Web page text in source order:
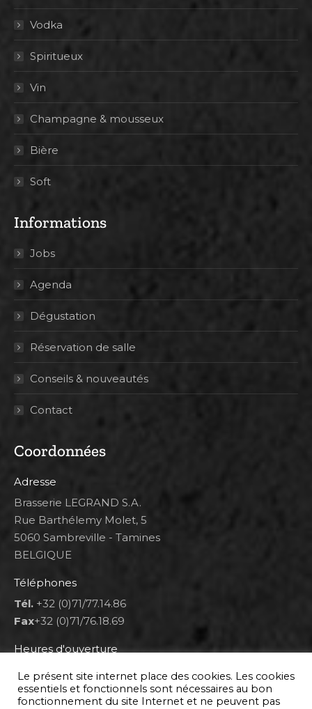
Vodka
Spiritueux
Vin
Champagne & mousseux
Bière
Soft
Informations
Jobs
Agenda
Dégustation
Réservation de salle
Conseils & nouveautés
Contact
Coordonnées
Adresse
Brasserie LEGRAND S.A.
Rue Barthélemy Molet, 5
5060 Sambreville - Tamines
BELGIQUE
Téléphones
Tél. +32 (0)71/77.14.86
Fax+32 (0)71/76.18.69
Heures d'ouverture
Lun 8h00-12h00 et 12h30-14h30
Mar au ven 8h00-12h00 et 12h30-17h00
Sam 9h00-16h00
Le présent site internet place des cookies. Les cookies
essentiels et fonctionnels sont nécessaires au bon
fonctionnement du site Internet et ne peuvent pas